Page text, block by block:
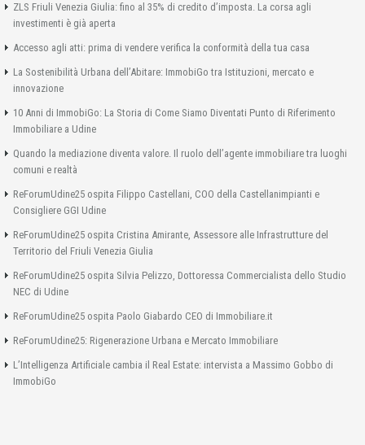
ZLS Friuli Venezia Giulia: fino al 35% di credito d’imposta. La corsa agli
investimenti è già aperta
Accesso agli atti: prima di vendere verifica la conformità della tua casa
La Sostenibilità Urbana dell’Abitare: ImmobiGo tra Istituzioni, mercato e
innovazione
10 Anni di ImmobiGo: La Storia di Come Siamo Diventati Punto di Riferimento
Immobiliare a Udine
Quando la mediazione diventa valore. Il ruolo dell’agente immobiliare tra luoghi
comuni e realtà
ReForumUdine25 ospita Filippo Castellani, COO della Castellanimpianti e
Consigliere GGI Udine
ReForumUdine25 ospita Cristina Amirante, Assessore alle Infrastrutture del
Territorio del Friuli Venezia Giulia
ReForumUdine25 ospita Silvia Pelizzo, Dottoressa Commercialista dello Studio
NEC di Udine
ReForumUdine25 ospita Paolo Giabardo CEO di Immobiliare.it
ReForumUdine25: Rigenerazione Urbana e Mercato Immobiliare
L’Intelligenza Artificiale cambia il Real Estate: intervista a Massimo Gobbo di
ImmobiGo